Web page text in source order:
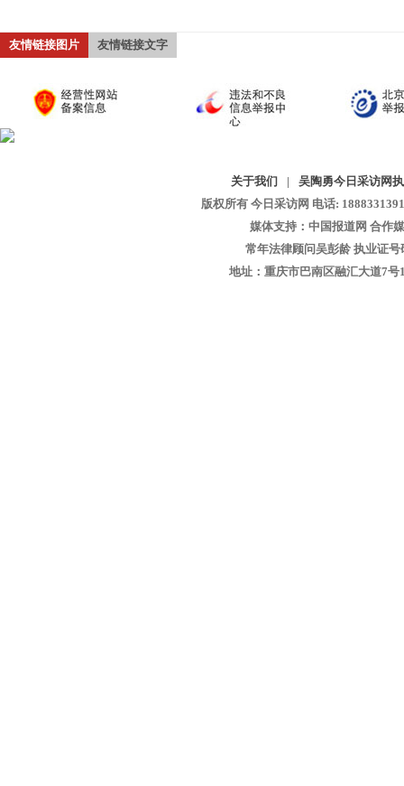
友情链接图片 友情链接文字
关于我们 |
吴陶勇今日采访网
版权所有 今日采访网 电话:
媒体支持：中国报道网 合作
常年法律顾问吴彭龄 执业证
地址：重庆市巴南区融汇大道7号